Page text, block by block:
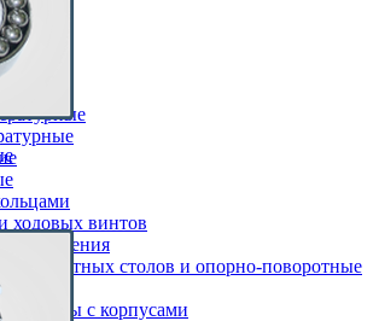
винтов
скольжения
поворотных столов и опорно-поворотные
узлы с корпусами